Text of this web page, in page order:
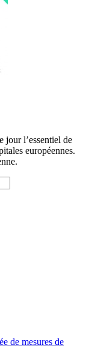
jour l’essentiel de
européennes.
de mesures de